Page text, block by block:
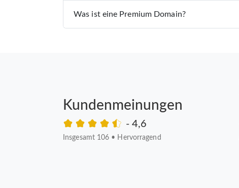
Was ist eine Premium Domain?
Kundenmeinungen
- 4,6
Insgesamt 106 • Hervorragend